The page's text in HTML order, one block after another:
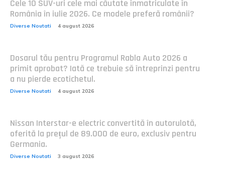
Cele 10 SUV-uri cele mai căutate înmatriculate în
România în iulie 2026. Ce modele preferă românii?
Diverse Noutati 4 august 2026
Dosarul tău pentru Programul Rabla Auto 2026 a
primit aprobat? Iată ce trebuie să întreprinzi pentru
a nu pierde ecotichetul.
Diverse Noutati 4 august 2026
Nissan Interstar-e electric convertită în autorulotă,
oferită la prețul de 89.000 de euro, exclusiv pentru
Germania.
Diverse Noutati 3 august 2026